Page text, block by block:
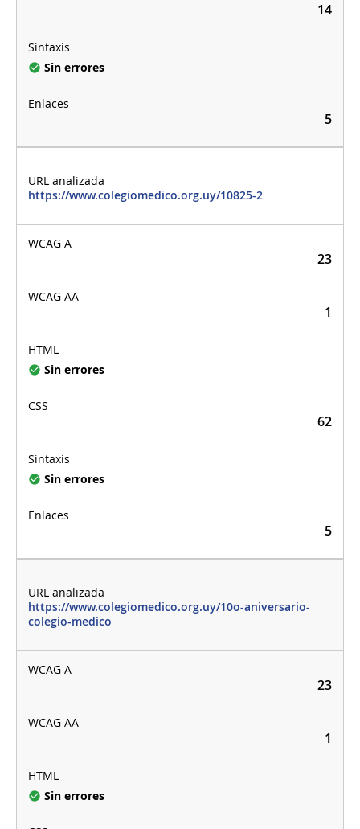
14
Sin errores
5
https://www.colegiomedico.org.uy/10825-2
23
1
Sin errores
62
Sin errores
5
https://www.colegiomedico.org.uy/10o-aniversario-
colegio-medico
23
1
Sin errores